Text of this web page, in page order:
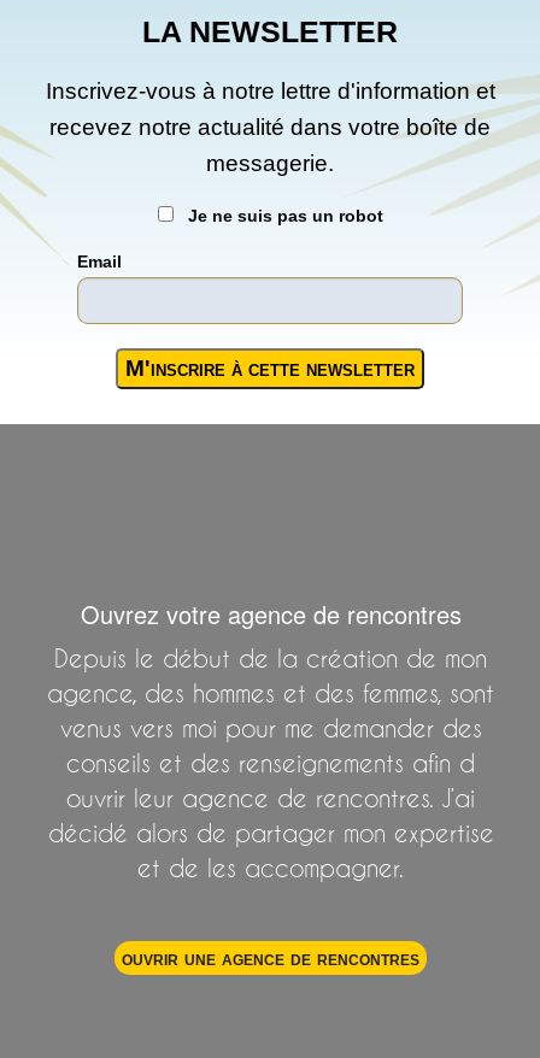
LA NEWSLETTER
Inscrivez-vous à notre lettre d'information et
recevez notre actualité dans votre boîte de
messagerie.
Je ne suis pas un robot
Email
Ouvrez votre agence de rencontres
Depuis le début de la création de mon
agence, des hommes et des femmes, sont
venus vers moi pour me demander des
conseils et des renseignements afin d
ouvrir leur agence de rencontres. J’ai
décidé alors de partager mon expertise
et de les accompagner.
ouvrir une agence de rencontres